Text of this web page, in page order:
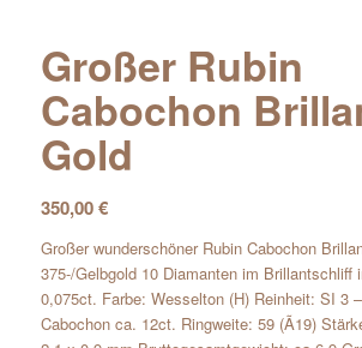
Großer Rubin
Cabochon
Gold
350,00€
Großer wunderschöner Rubin Cabochon
375-/Gelbgold 10 Diamanten im Brillantschliff
0,075ct. Farbe: Wesselton (H) Reinheit: SI 3
Cabochon ca. 12ct. Ringweite: 59 (Ã19)